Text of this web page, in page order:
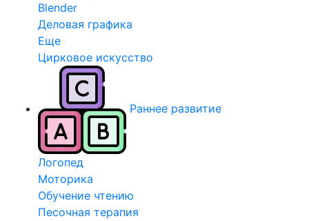
Blender
Деловая графика
Еще
Цирковое искусство
Раннее развитие
Логопед
Моторика
Обучение чтению
Песочная терапия